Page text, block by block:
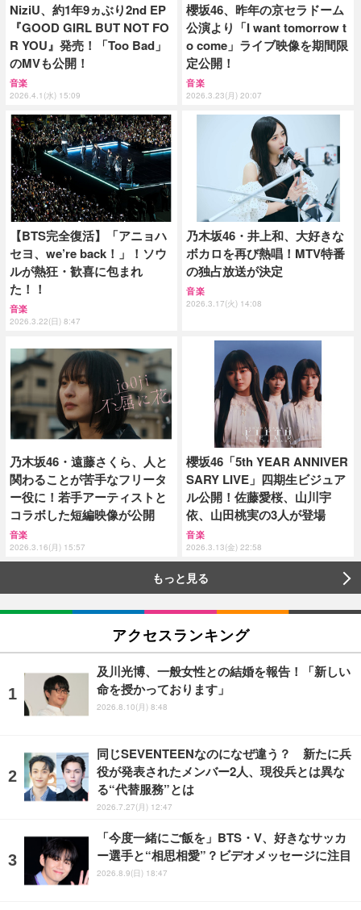
NiziU、約1年9ヵぶり2nd EP
『GOOD GIRL BUT NOT FO
R YOU』発売！「Too Bad」
のMVも公開！
音楽
2026.4.1(水) 15:09
櫻坂46、昨年の京セラドーム
公演より「I want tomorrow t
o come」ライブ映像を期間限
定公開！
音楽
2026.3.23(月) 20:07
【BTS完全復活】「アニョハ
セヨ、we’re back！」！ソウ
ルが熱狂・歓喜に包まれ
た！！
音楽
2026.3.22(日) 8:47
乃木坂46・井上和、大好きな
ボカロを再び熱唱！MTV特番
の独占放送が決定
音楽
2026.3.17(火) 14:08
乃木坂46・遠藤さくら、人と
関わることが苦手なフリータ
ー役に！若手アーティストと
コラボした短編映像が公開
音楽
2026.3.16(月) 15:57
櫻坂46「5th YEAR ANNIVER
SARY LIVE」四期生ビジュア
ル公開！佐藤愛桜、山川宇
依、山田桃実の3人が登場
音楽
2026.3.13(金) 22:58
もっと見る
アクセスランキング
及川光博、一般女性との結婚を報告！「新しい
命を授かっております」
2026.8.10(月) 8:48
同じSEVENTEENなのになぜ違う？ 新たに兵
役が発表されたメンバー2人、現役兵とは異な
る“代替服務”とは
2026.7.27(月) 12:47
「今度一緒にご飯を」BTS・V、好きなサッカ
ー選手と“相思相愛”？ビデオメッセージに注目
2026.8.9(日) 18:47